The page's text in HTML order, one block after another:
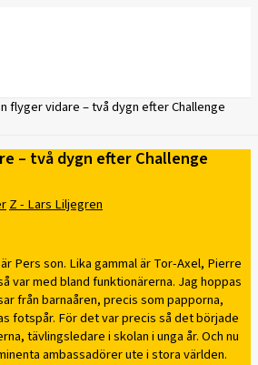
flyger vidare – två dygn efter Challenge
– två dygn efter Challenge
Z - Lars Liljegren
Pers son. Lika gammal är Tor-Axel, Pierre
var med bland funktionärerna. Jag hoppas
från barnaåren, precis som papporna,
fotspår. För det var precis så det började
tävlingsledare i skolan i unga år. Och nu
ambassadörer ute i stora världen.